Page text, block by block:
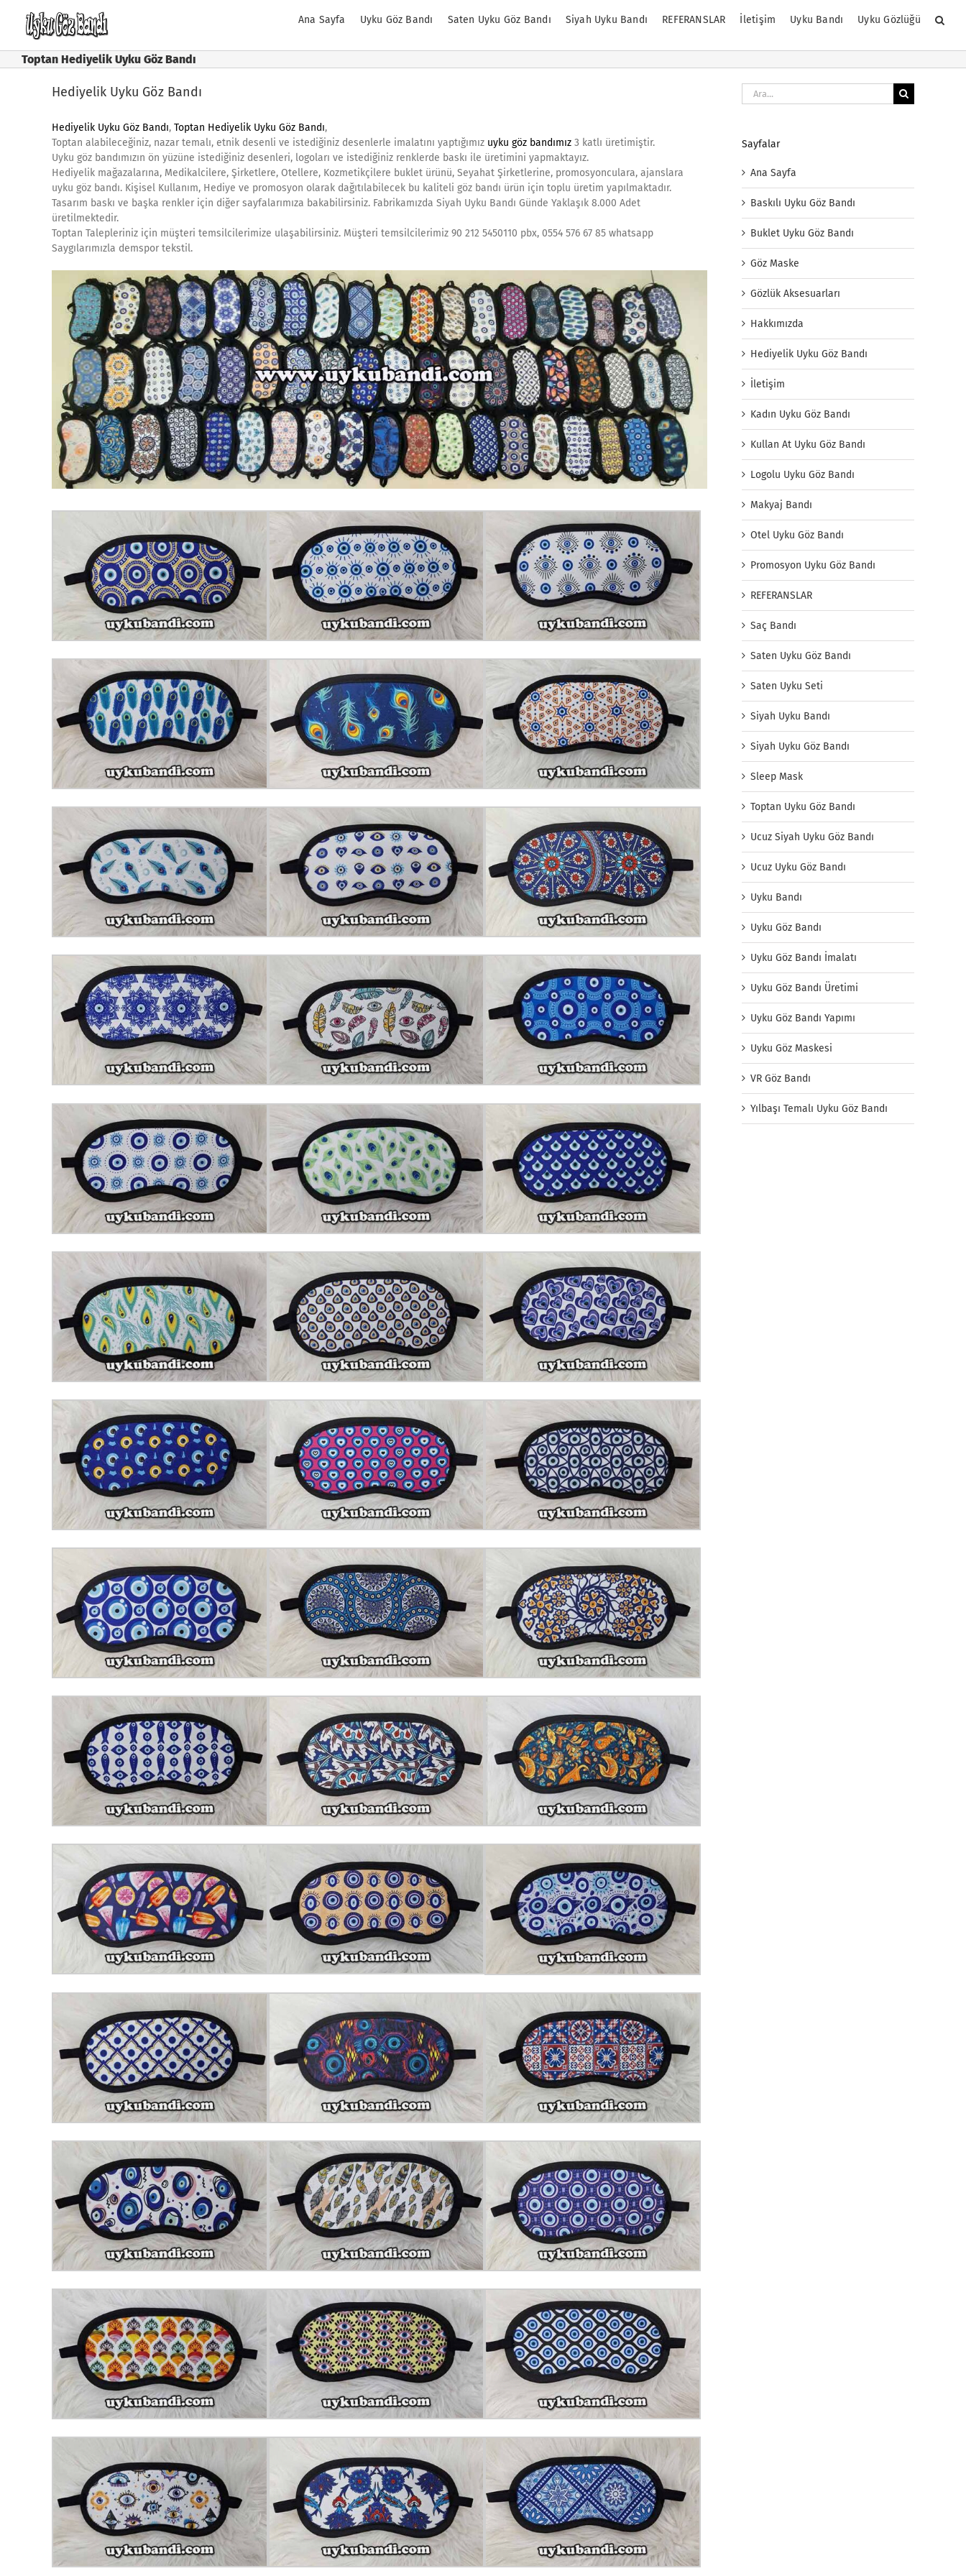
content
Ana Sayfa Uyku Göz Bandı Saten Uyku Göz Bandı Siyah Uyku Bandı REFERANSLAR İletişim Uyku Bandı Uyku Gözlüğü
Toptan Hediyelik Uyku Göz Bandı
Hediyelik Uyku Göz Bandı
Hediyelik Uyku Göz Bandı, Toptan Hediyelik Uyku Göz Bandı,
Toptan alabileceğiniz, nazar temalı, etnik desenli ve istediğiniz desenlerle imalatını yaptığımız uyku göz bandımız 3 katlı üretimiştir.
Uyku göz bandımızın ön yüzüne istediğiniz desenleri, logoları ve istediğiniz renklerde baskı ile üretimini yapmaktayız.
Hediyelik mağazalarına, Medikalcilere, Şirketlere, Otellere, Kozmetikçilere buklet ürünü, Seyahat Şirketlerine, promosyonculara, ajanslara
uyku göz bandı. Kişisel Kullanım, Hediye ve promosyon olarak dağıtılabilecek bu kaliteli göz bandı ürün için toplu üretim yapılmaktadır.
Tasarım baskı ve başka renkler için diğer sayfalarımıza bakabilirsiniz. Fabrikamızda Siyah Uyku Bandı Günde Yaklaşık 8.000 Adet
üretilmektedir.
Toptan Talepleriniz için müşteri temsilcilerimize ulaşabilirsiniz. Müşteri temsilcilerimiz 90 212 5450110 pbx, 0554 576 67 85 whatsapp
Saygılarımızla demspor tekstil.
Ara:
Sayfalar
Ana Sayfa
Baskılı Uyku Göz Bandı
Buklet Uyku Göz Bandı
Göz Maske
Gözlük Aksesuarları
Hakkımızda
Hediyelik Uyku Göz Bandı
İletişim
Kadın Uyku Göz Bandı
Kullan At Uyku Göz Bandı
Logolu Uyku Göz Bandı
Makyaj Bandı
Otel Uyku Göz Bandı
Promosyon Uyku Göz Bandı
REFERANSLAR
Saç Bandı
Saten Uyku Göz Bandı
Saten Uyku Seti
Siyah Uyku Bandı
Siyah Uyku Göz Bandı
Sleep Mask
Toptan Uyku Göz Bandı
Ucuz Siyah Uyku Göz Bandı
Ucuz Uyku Göz Bandı
Uyku Bandı
Uyku Göz Bandı
Uyku Göz Bandı İmalatı
Uyku Göz Bandı Üretimi
Uyku Göz Bandı Yapımı
Uyku Göz Maskesi
VR Göz Bandı
Yılbaşı Temalı Uyku Göz Bandı